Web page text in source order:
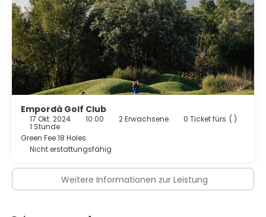
Empordà Golf Club
17 Okt. 2024 10:00 2 Erwachsene 0 Ticket fürs ( )
1 Stunde
Green Fee 18 Holes
Nicht erstattungsfähig
Weitere Informationen zur Leistung